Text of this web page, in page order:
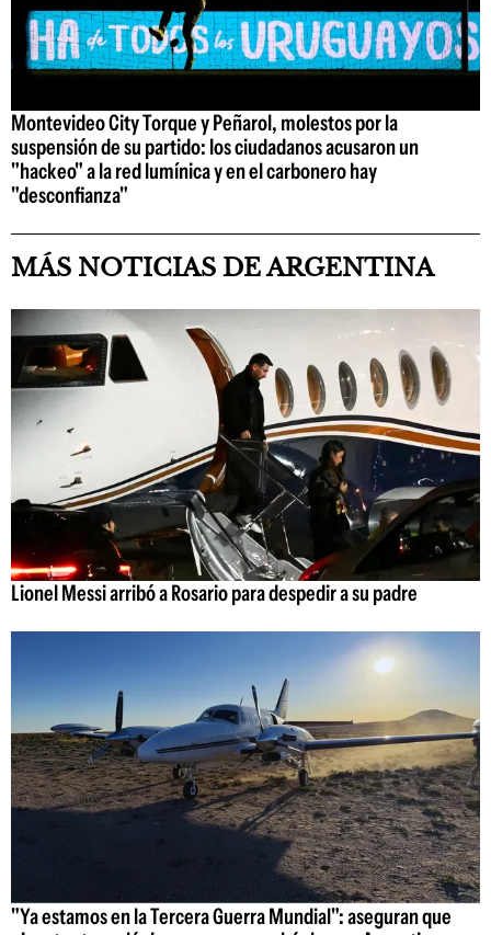
Montevideo City Torque y Peñarol, molestos por la
suspensión de su partido: los ciudadanos acusaron un
"hackeo" a la red lumínica y en el carbonero hay
"desconfianza"
MÁS NOTICIAS DE ARGENTINA
Lionel Messi arribó a Rosario para despedir a su padre
"Ya estamos en la Tercera Guerra Mundial": aseguran que